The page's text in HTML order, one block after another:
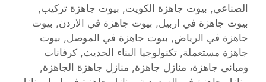
الصناعي , بيوت جاهزة الكويت, بيوت جاهزة تركيب,
بيوت جاهزة في اربيل , بيوت جاهزة في الاردن, بيوت
جاهزة في الرياض , بيوت جاهزة في الموصل , بيوت
جاهزة مستعملة, تكنولوجيا البناء الحديث, كرفانات
ومبانى جاهزة، منازل جاهزة, منازل جاهزة الجاهزة,